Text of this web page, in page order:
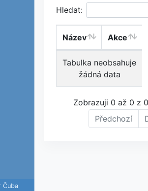
Čuba
Hledat:
Název Akce
Tabulka neobsahuje
žádná data
Zobrazuji 0 až 0 z
Předchozí